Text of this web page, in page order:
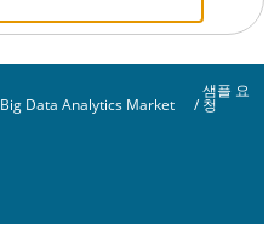
Big Data Analytics Market /
샘플 요
청